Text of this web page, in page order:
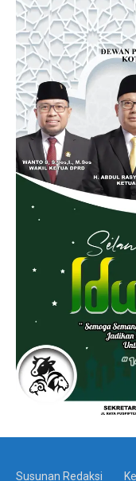
Susunan Redaksi